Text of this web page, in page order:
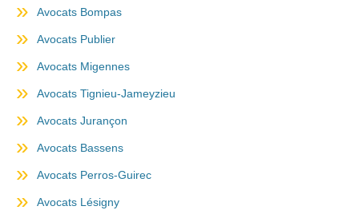
Avocats Bompas
Avocats Publier
Avocats Migennes
Avocats Tignieu-Jameyzieu
Avocats Jurançon
Avocats Bassens
Avocats Perros-Guirec
Avocats Lésigny